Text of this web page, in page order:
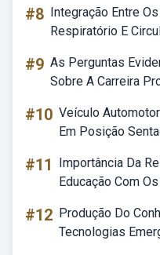
#8 Integração Entre
Respiratório E
#9 As Perguntas
Sobre A Carreira
#10 Veículo
Em Posição
#11
Importância Da
Educação Com
#12 Produção Do
Tecnologias